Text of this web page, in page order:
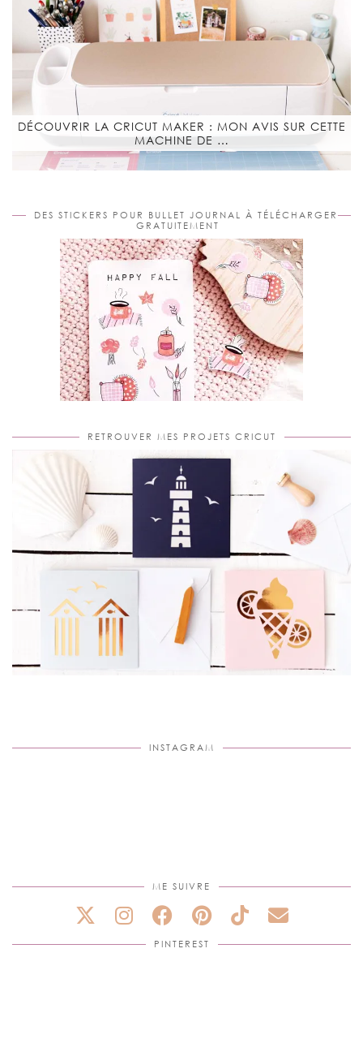
DÉCOUVRIR LA CRICUT MAKER : MON AVIS SUR CETTE
MACHINE DE …
DES STICKERS POUR BULLET JOURNAL À TÉLÉCHARGER
GRATUITEMENT
RETROUVER MES PROJETS CRICUT
INSTAGRAM
ME SUIVRE
PINTEREST